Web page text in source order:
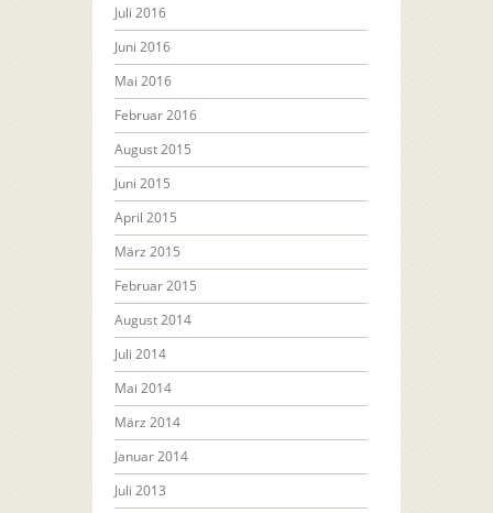
Juli 2016
Juni 2016
Mai 2016
Februar 2016
August 2015
Juni 2015
April 2015
März 2015
Februar 2015
August 2014
Juli 2014
Mai 2014
März 2014
Januar 2014
Juli 2013